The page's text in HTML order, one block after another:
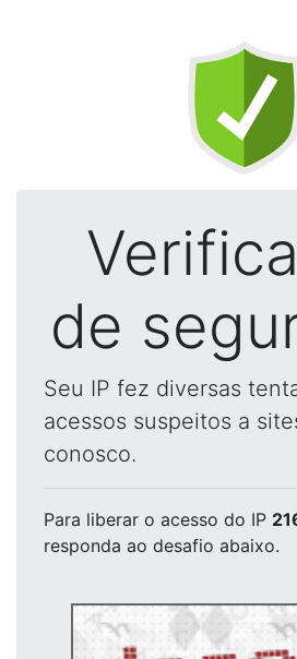
de
Seu IP fez diversas
acessos suspeitos a
conosco.
Para liberar o acesso do IP
responda ao desafio abaixo.